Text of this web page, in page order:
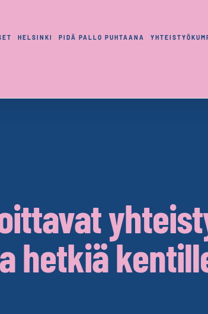
HELSINKI PIDÄ PALLO PUHTAANA
hetkiä